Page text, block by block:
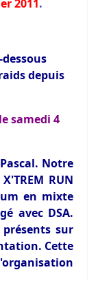
2011.
depuis
samedi 4
Notre
RUN
en mixte
avec DSA.
sur
Cette